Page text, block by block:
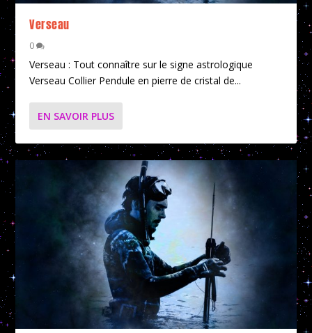
Verseau
0
Verseau : Tout connaître sur le signe astrologique
Verseau Collier Pendule en pierre de cristal de...
EN SAVOIR PLUS